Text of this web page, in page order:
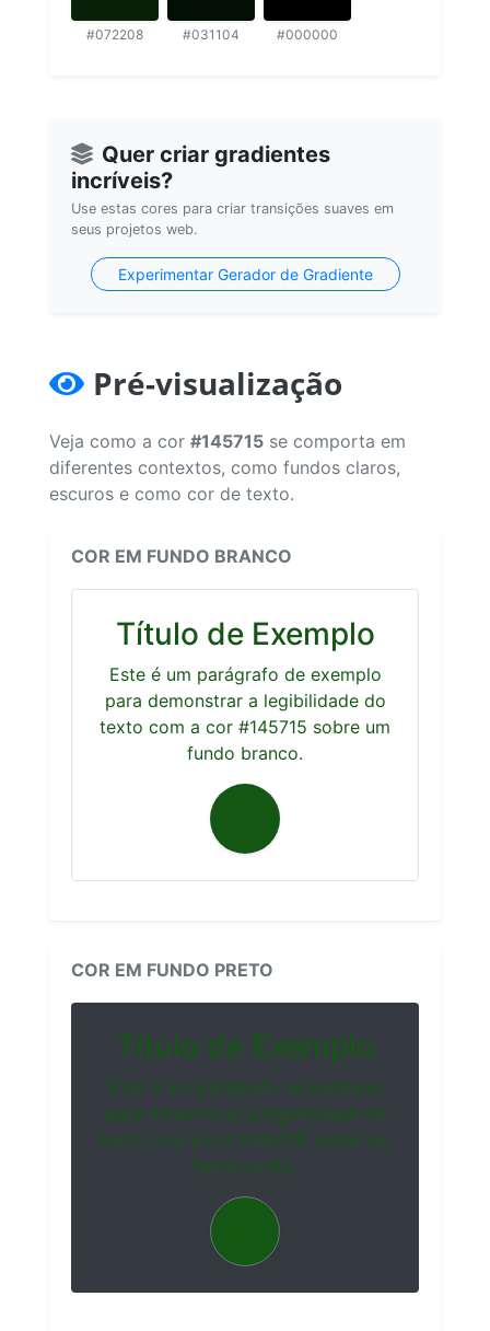
#072208 #031104 #000000
Quer criar gradientes
incríveis?
Use estas cores para criar transições suaves em
seus projetos web.
Experimentar Gerador de Gradiente
Pré-visualização
Veja como a cor #145715 se comporta em
diferentes contextos, como fundos claros,
escuros e como cor de texto.
COR EM FUNDO BRANCO
Título de Exemplo
Este é um parágrafo de exemplo
para demonstrar a legibilidade do
texto com a cor #145715 sobre um
fundo branco.
COR EM FUNDO PRETO
Título de Exemplo
Este é um parágrafo de exemplo
para demonstrar a legibilidade do
texto com a cor #145715 sobre um
fundo preto.